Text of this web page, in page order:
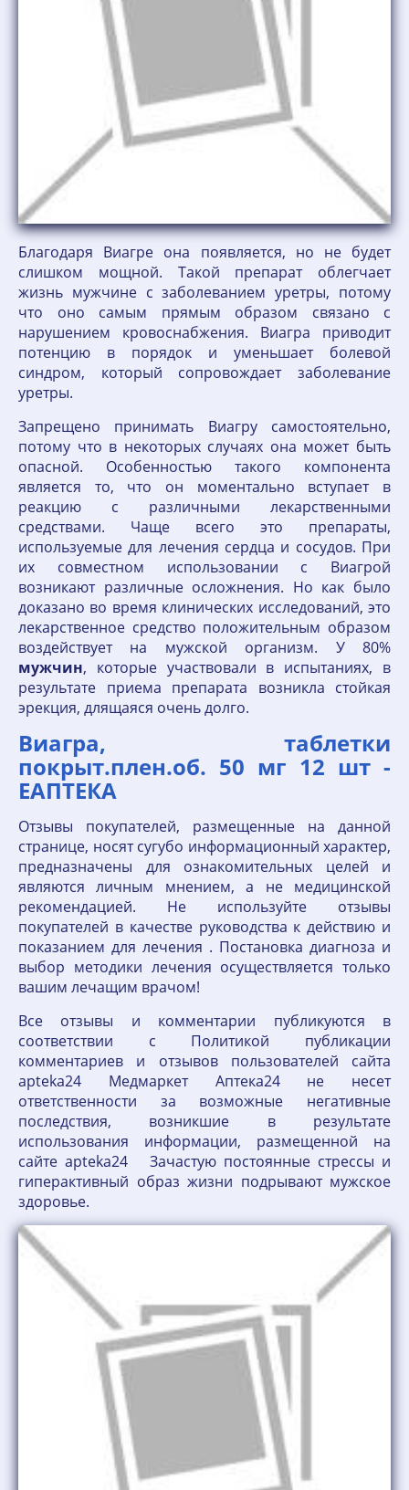
Благодаря Виагре она появляется, но не будет
слишком мощной. Такой препарат облегчает
жизнь мужчине с заболеванием уретры, потому
что оно самым прямым образом связано с
нарушением кровоснабжения. Виагра приводит
потенцию в порядок и уменьшает болевой
синдром, который сопровождает заболевание
уретры.
Запрещено принимать Виагру самостоятельно,
потому что в некоторых случаях она может быть
опасной. Особенностью такого компонента
является то, что он моментально вступает в
реакцию с различными лекарственными
средствами. Чаще всего это препараты,
используемые для лечения сердца и сосудов. При
их совместном использовании с Виагрой
возникают различные осложнения. Но как было
доказано во время клинических исследований, это
лекарственное средство положительным образом
воздействует на мужской организм. У 80%
мужчин, которые участвовали в испытаниях, в
результате приема препарата возникла стойкая
эрекция, длящаяся очень долго.
Виагра, таблетки
покрыт.плен.об. 50 мг 12 шт -
ЕАПТЕКА
Отзывы покупателей, размещенные на данной
странице, носят сугубо информационный характер,
предназначены для ознакомительных целей и
являются личным мнением, а не медицинской
рекомендацией. Не используйте отзывы
покупателей в качестве руководства к действию и
показанием для лечения . Постановка диагноза и
выбор методики лечения осуществляется только
вашим лечащим врачом!
Все отзывы и комментарии публикуются в
соответствии с Политикой публикации
комментариев и отзывов пользователей сайта
apteka24 Медмаркет Аптека24 не несет
ответственности за возможные негативные
последствия, возникшие в результате
использования информации, размещенной на
сайте apteka24 Зачастую постоянные стрессы и
гиперактивный образ жизни подрывают мужское
здоровье.